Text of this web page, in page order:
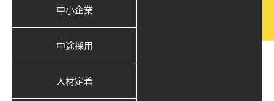
中小企業
中途採用
人材定着